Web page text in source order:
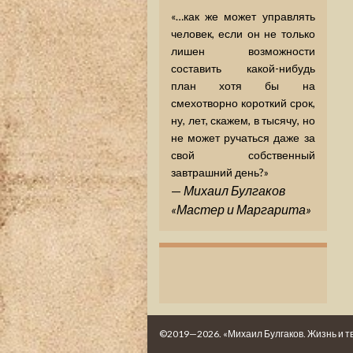
«…как же может управлять
человек, если он не только
лишен возможности
составить какой-нибудь
план хотя бы на
смехотворно короткий срок,
ну, лет, скажем, в тысячу, но
не может ручаться даже за
свой собственный
завтрашний день?»
— Михаил Булгаков
«Мастер и Маргарита»
©2019—2026. «Михаил Булгаков. Жизнь и